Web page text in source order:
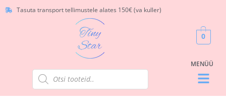
Tasuta transport tellimustele alates 150€ (va kuller)
0